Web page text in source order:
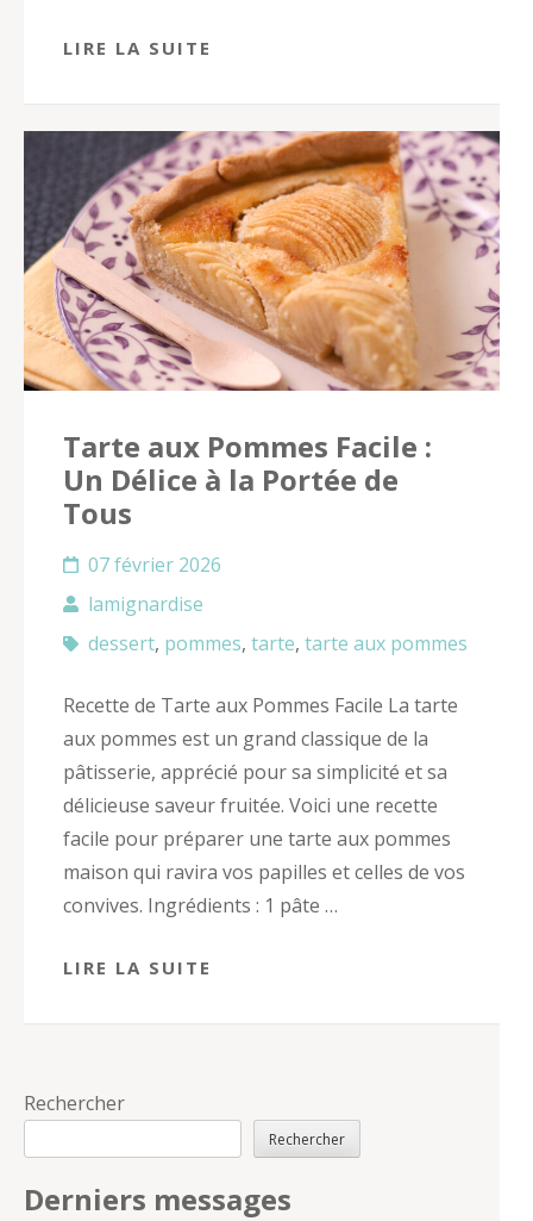
LIRE LA SUITE
Tarte aux Pommes Facile :
Un Délice à la Portée de
Tous
07 février 2026
lamignardise
dessert, pommes, tarte, tarte aux pommes
Recette de Tarte aux Pommes Facile La tarte
aux pommes est un grand classique de la
pâtisserie, apprécié pour sa simplicité et sa
délicieuse saveur fruitée. Voici une recette
facile pour préparer une tarte aux pommes
maison qui ravira vos papilles et celles de vos
convives. Ingrédients : 1 pâte …
LIRE LA SUITE
Rechercher
Rechercher
Derniers messages